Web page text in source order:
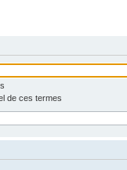
de ces termes